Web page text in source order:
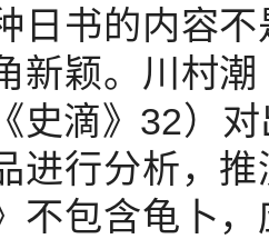
日书的内容
新颖。川村
史滴》32）
进行分析，
不包含龟卜